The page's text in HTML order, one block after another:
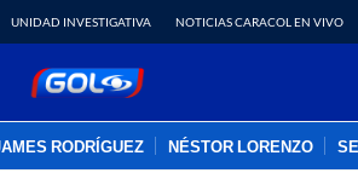
UNIDAD INVESTIGATIVA NOTICIAS CARACOL EN VIVO
RODRÍGUEZ NÉSTOR LORENZO